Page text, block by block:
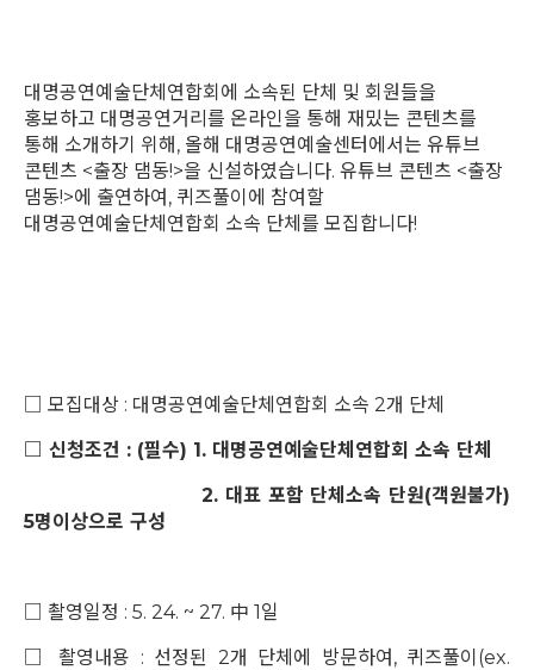
대명공연예술단체연합회에 소속된 단체 및 회원들을
홍보하고 대명공연거리를 온라인을 통해 재밌는 콘텐츠를
통해 소개하기 위해, 올해 대명공연예술센터에서는 유튜브
콘텐츠 <출장 댐동!>을 신설하였습니다. 유튜브 콘텐츠 <출장
댐동!>에 출연하여, 퀴즈풀이에 참여할
대명공연예술단체연합회 소속 단체를 모집합니다!
□ 모집대상 : 대명공연예술단체연합회 소속 2개 단체
□ 신청조건 : (필수) 1. 대명공연예술단체연합회 소속 단체
2. 대표 포함 단체소속 단원(객원불가)
5명이상으로 구성
□ 촬영일정 : 5. 24. ~ 27. 中 1일
□ 촬영내용 : 선정된 2개 단체에 방문하여, 퀴즈풀이(ex.